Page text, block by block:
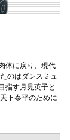
体に戻り、現代
のはダンスミュ
指す月見英子と
下泰平のために